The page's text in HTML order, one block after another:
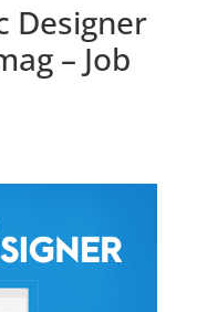
Designer
– Job